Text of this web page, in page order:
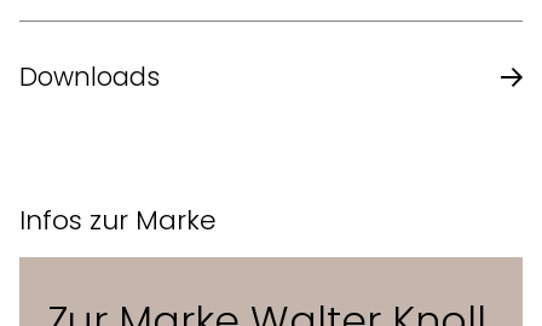
Sitzhöhe 75-84 cm
Tellerfuss flach, drehbar,
verchromt.
Downloads
Infos zur Marke